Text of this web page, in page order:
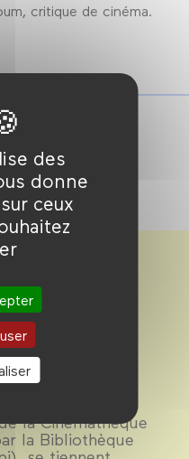
des
donne
ceux
critique de cinéma.
du
la Bpi -
la Cinémathèque
la Bibliothèque